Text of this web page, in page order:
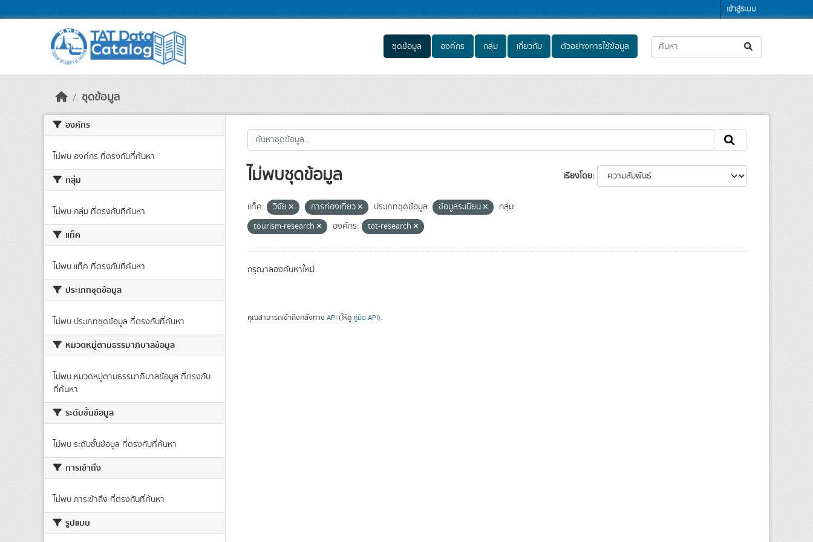
เข้าสู่ระบบ
ชุดข้อมูล องค์กร กลุ่ม เกี่ยวกับ ตัวอย่างการใช้ข้อมูล
ชุดข้อมูล
องค์กร
ไม่พบ องค์กร ที่ตรงกับที่ค้นหา
กลุ่ม
ไม่พบ กลุ่ม ที่ตรงกับที่ค้นหา
แท็ค
ไม่พบ แท็ค ที่ตรงกับที่ค้นหา
ประเภทชุดข้อมูล
ไม่พบ ประเภทชุดข้อมูล ที่ตรงกับที่ค้นหา
หมวดหมู่ตามธรรมาภิบาลข้อมูล
ไม่พบ หมวดหมู่ตามธรรมาภิบาลข้อมูล ที่ตรงกับ
ที่ค้นหา
ระดับชั้นข้อมูล
ไม่พบ ระดับชั้นข้อมูล ที่ตรงกับที่ค้นหา
การเข้าถึง
ไม่พบ การเข้าถึง ที่ตรงกับที่ค้นหา
รูปแบบ
เรียงโดย
ไม่พบชุดข้อมูล
แท็ค: วิจัย การท่องเที่ยว ประเภทชุดข้อมูล: ข้อมูลระเบียน
กลุ่ม:
tourism-research
องค์กร: tat-research
กรุณาลองค้นหาใหม่
คุณสามารถเข้าถึงคลังทาง API (ให้ดู คู่มือ API).